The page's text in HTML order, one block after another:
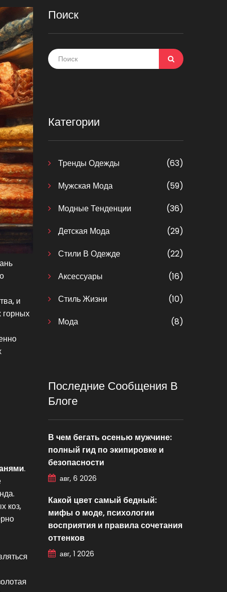
и
горных
.
коз,
Поиск
Категории
Тренды Одежды
(63)
Мужская Мода
(59)
Модные Тенденции
(36)
Детская Мода
(29)
Стили В Одежде
(22)
Аксессуары
(16)
Стиль Жизни
(10)
Мода
(8)
Последние Сообщения В
Блоге
В чем бегать осенью мужчине:
полный гид по экипировке и
безопасности
авг, 6 2026
Какой цвет самый бедный:
мифы о моде, психологии
восприятия и правила сочетания
оттенков
авг, 1 2026